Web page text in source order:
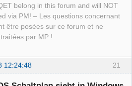
belong in this forum and will NOT
via PM! – Les questions concernant
être posées sur ce forum et ne
par MP !
21
12:24:48